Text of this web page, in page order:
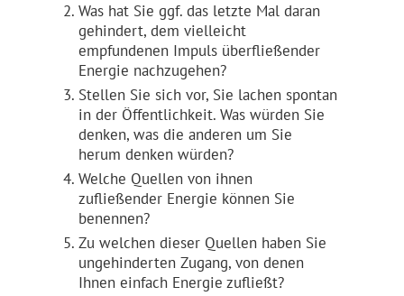
Was hat Sie ggf. das letzte Mal daran
gehindert, dem vielleicht
empfundenen Impuls überfließender
Energie nachzugehen?
Stellen Sie sich vor, Sie lachen spontan
in der Öffentlichkeit. Was würden Sie
denken, was die anderen um Sie
herum denken würden?
Welche Quellen von ihnen
zufließender Energie können Sie
benennen?
Zu welchen dieser Quellen haben Sie
ungehinderten Zugang, von denen
Ihnen einfach Energie zufließt?